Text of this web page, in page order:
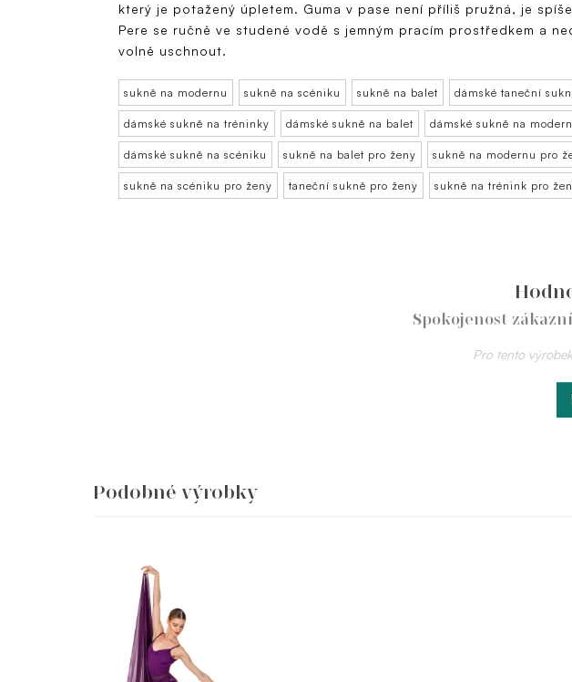
který je potažený úpletem. Guma v pase není příliš pružná, je
Pere se ručně ve studené vodě s jemným pracím prostředkem a
volně uschnout.
sukně na modernu sukně na scéniku sukně na balet dámské taneční
dámské sukně na tréninky dámské sukně na balet dámské sukně na
dámské sukně na scéniku sukně na balet pro ženy sukně na modernu pro
sukně na scéniku pro ženy taneční sukně pro ženy sukně na trénink pro
Spokojenost
Pro tento
Podobné výrobky